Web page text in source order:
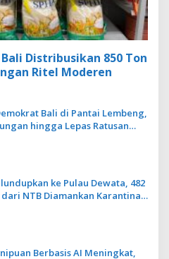
Distribusikan 850 Ton
Ritel Moderen
Bali di Pantai Lembeng,
hingga Lepas Ratusan
Nala
ke Pulau Dewata, 482
NTB Diamankan Karantina
Berbasis AI Meningkat,